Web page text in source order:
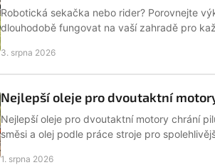
Robotická sekačka nebo rider? Porovnejte
dlouhodobě fungovat na vaší zahradě pro
3. srpna 2026
Nejlepší oleje pro dvoutaktní
Nejlepší oleje pro dvoutaktní motory chrání
směsi a olej podle práce stroje pro
1. srpna 2026